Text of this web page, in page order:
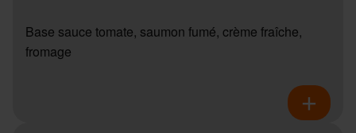
Base sauce tomate, saumon fumé, crème fraîche,
fromage